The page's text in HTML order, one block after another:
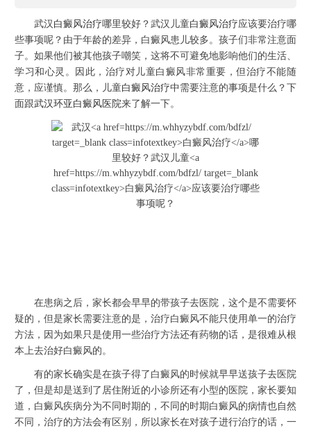
武汉 白癜风治疗哪里较好？武汉儿童白癜风治疗应该要治疗哪
些事项呢？由于年龄的差异，白癜风患儿较多。孩子们非常注意面
子。如果他们被其他孩子嘲笑，这将不可避免地影响他们的生活、
学习和心灵。因此，治疗对儿童白癜风非常重要，但治疗不能随
意，应谨慎。那么，儿童白癜风治疗中需要注意的事项是什么？下
面跟武汉环亚白癜风医院来了解一下。
在患病之后，家长都会早早的带孩子去医院，这个是不需要怀
疑的，但是家长需要注意的是，治疗白癜风不能只使用单一的治疗
方法，因为如果只是使用一些治疗方法还有药物的话，是很难从根
本上去治好白癜风的。
有的家长确实是在孩子得了白癜风的时候就早早送孩子去医院
了，但是却是送到了居住附近的小诊所还有小型的医院，家长要知
道，白癜风疾病分为不同时期的，不同的时期白癜风的病情也自然
不同，治疗的方法会有区别，所以家长在对孩子进行治疗的话，一